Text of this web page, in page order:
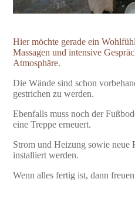
Hier möchte gerade ein
Massagen und intensive
Atmosphäre.
Die Wände sind schon
gestrichen zu werden.
Ebenfalls muss noch der
eine Treppe erneuert.
Strom und Heizung sowie neue
installiert werden.
Wenn alles fertig ist, dann